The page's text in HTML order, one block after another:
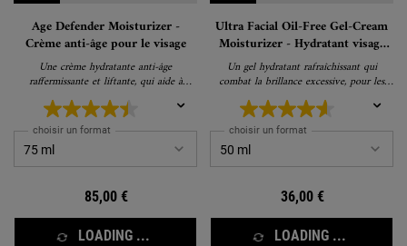
Age Defender Moisturizer -
Crème anti-âge pour le visage
Une crème hydratante anti-âge
raffermissante et liftante, qui aide à
réduire visiblement les rides et les ridules.
choisir un format
85,00 €
LOADING ...
Ultra Facial Oil-Free Gel-Cream
Moisturizer - Hydratant visage
anti-squames
Un gel hydratant rafraîchissant qui
combat la brillance excessive, pour les
peaux normales et grasses
choisir un format
36,00 €
LOADING ...